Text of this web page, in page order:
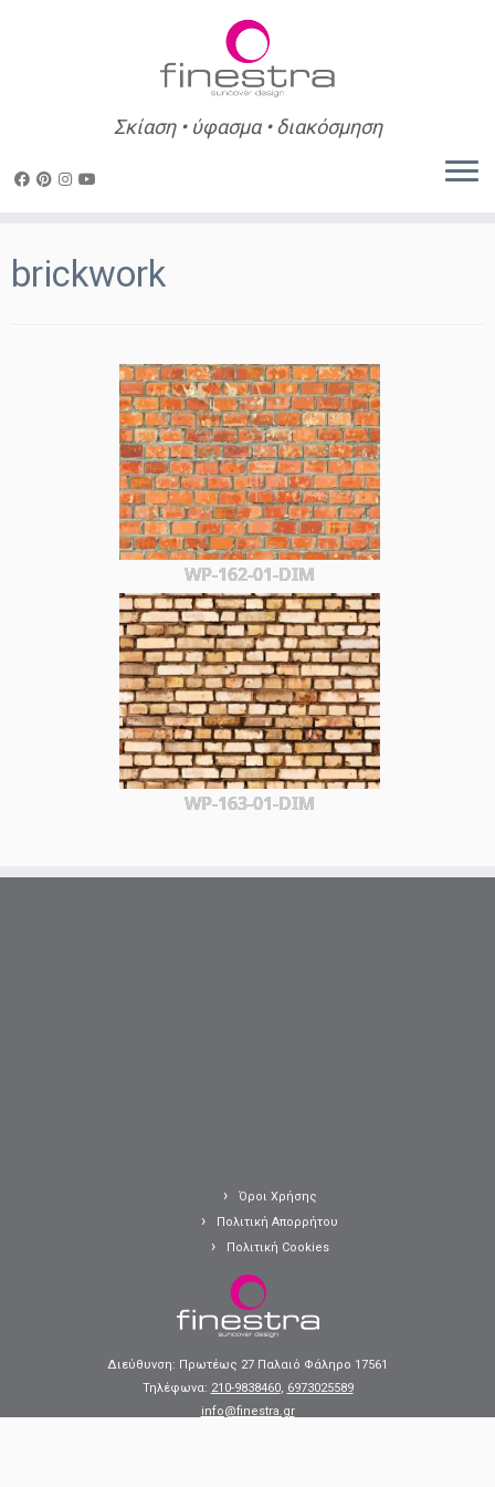
content
Σκίαση • ύφασμα • διακόσμηση
brickwork
WP-162-01-DIM
WP-163-01-DIM
Όροι Χρήσης
Πολιτική Απορρήτου
Πολιτική Cookies
Διεύθυνση: Πρωτέως 27 Παλαιό Φάληρο 17561
Τηλέφωνα: 210-9838460, 6973025589
info@finestra.gr